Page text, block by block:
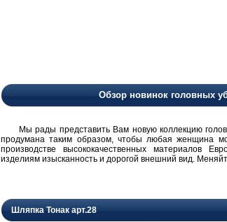
Обзор новинок головных
Мы рады представить Вам новую коллекцию
продумана таким образом, чтобы любая женщина
производстве высококачественных материалов
изделиям изысканность и дорогой внешний вид.
Шляпка Тонак арт.28